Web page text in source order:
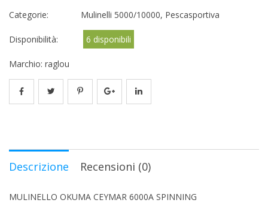
Categorie:
Mulinelli 5000/10000, Pescasportiva
Disponibilità: 6 disponibili
Marchio: raglou
Descrizione Recensioni (0)
MULINELLO OKUMA CEYMAR 6000A SPINNING